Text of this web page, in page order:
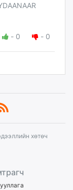
- 0 - 0
хөтөч